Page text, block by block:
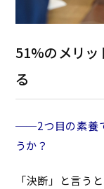
51%のメリッ
る
──2つ目の素養
うか？
「決断」と言う